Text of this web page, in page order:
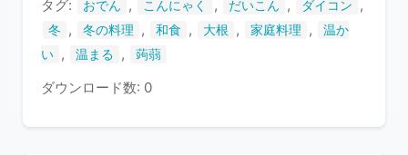
タグ: おでん , こんにゃく , だいこん , ダイコン ,
冬 , 冬の料理 , 和食 , 大根 , 家庭料理 ,
温か
い , 温まる , 蒟蒻
ダウンロード数: 0